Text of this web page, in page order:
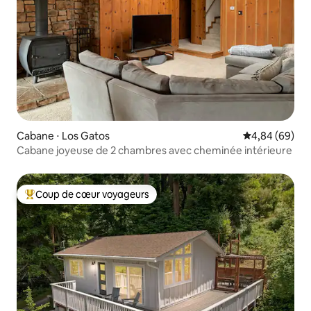
Cabane ⋅ Los Gatos Évaluation
4,84 (69)
Cabane joyeuse de 2 chambres avec cheminée intérieure
Coups de cœur voyageurs les plus appréciés
Coup de cœur voyageurs